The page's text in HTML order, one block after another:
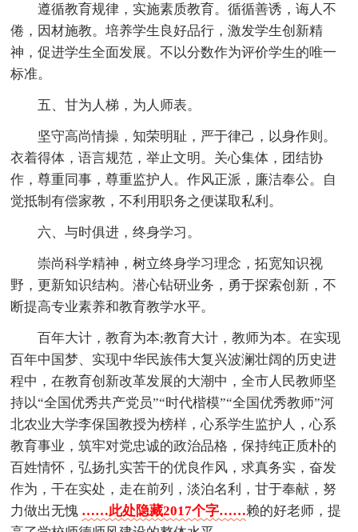
遵循教育规律，实施素质教育。循循善诱，诲人不
倦，因材施教。培养学生良好品行，激发学生创新精
神，促进学生全面发展。不以分数作为评价学生的唯一
标准。
五、甘为人梯，为人师表。
坚守高尚情操，知荣明耻，严于律己，以身作则。
衣着得体，语言规范，举止文明。关心集体，团结协
作，尊重同事，尊重监护人。作风正派，廉洁奉公。自
觉抵制有偿家教，不利用职务之便谋取私利。
六、与时俱进，终身学习。
崇尚科学精神，树立终身学习理念，拓宽知识视
野，更新知识结构。潜心钻研业务，勇于探索创新，不
断提高专业素养和教育教学水平。
百年大计，教育为本;教育大计，教师为本。在实现
百年中国梦、实现中华民族伟大复兴波澜壮阔的历史进
程中，在教育创新改革发展的大潮中，全市人民教师坚
持以“全国优秀共产党员”“时代楷模”“全国优秀教师”河
北农业大学李保国教授为榜样，心系学生监护人，心系
教育事业，筑牢对党忠诚的政治品格，保持纯正质朴的
百姓情怀，弘扬扎实苦干的优良作风，求真务实，奋发
作为，干在实处，走在前列，淡泊名利，甘于奉献，努
力做出无愧 ……此处隐藏2017个字……赖的好老师，提